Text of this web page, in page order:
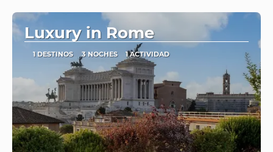
Luxury in Rome
1 DESTINOS 3 NOCHES 1 ACTIVIDAD